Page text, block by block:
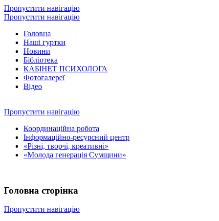
Пропустити навігацію
Пропустити навігацію
Головна
Наші гуртки
Новини
Бібліотека
КАБІНЕТ ПСИХОЛОГА
Фотогалереї
Відео
Пропустити навігацію
Координаційна робота
Інформаційно-ресурсний центр
«Різні, творчі, креативні»
«Молода генерація Сумщини»
Головна сторінка
Пропустити навігацію